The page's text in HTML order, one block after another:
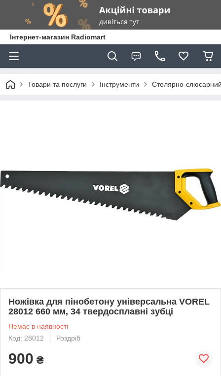
Інтернет-магазин Radiomart
Товари та послуги Інструменти Столярно-
Ножівка для пінобетону універсальна VOREL
28012 660 мм, 34 твердосплавні зубці
Немає в наявності
Код: 28012
Роздріб
900 ₴